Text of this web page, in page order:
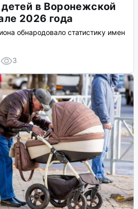
в Воронежской
2026 года
обнародовало статистику имен
3